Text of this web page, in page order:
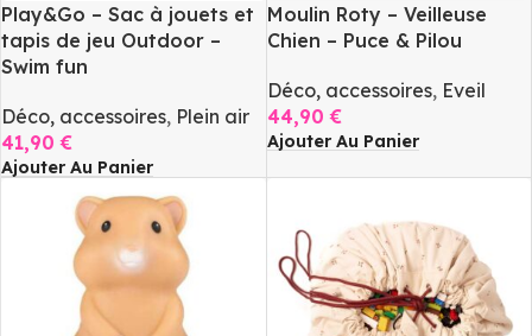
Play&Go – Sac à jouets et
tapis de jeu Outdoor –
Swim fun
Déco, accessoires, Plein air
41,90€
Ajouter Au Panier
Moulin Roty – Veilleuse
Chien – Puce & Pilou
Déco, accessoires, Eveil
44,90€
Ajouter Au Panier